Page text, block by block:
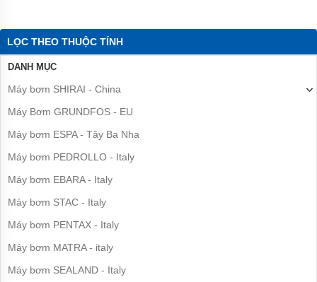
Máy
bơm
đình
Máy
bơm
công
nghiệp
Máy
chìm
Máy
nước
LỌC THEO THUỘC TÍNH
DANH MỤC
Máy bơm SHIRAI - China
Máy Bơm GRUNDFOS - EU
Máy bơm ESPA - Tây Ba Nha
Máy bơm PEDROLLO - Italy
Máy bơm EBARA - Italy
Máy bơm STAC - Italy
Máy bơm PENTAX - Italy
Máy bơm MATRA - italy
Máy bơm SEALAND - Italy